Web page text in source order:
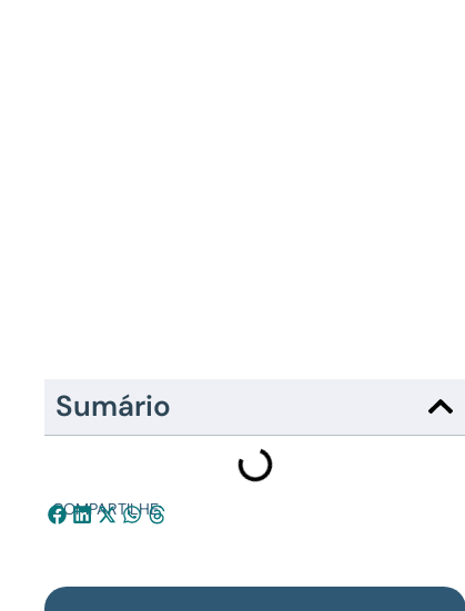
Sumário
COMPARTILHE: